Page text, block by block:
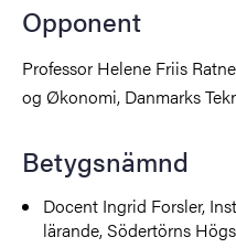
Opponent
Professor Helene Friis
og Økonomi, Danmarks
Betygsnämnd
Docent Ingrid Forsler,
lärande, Södertörns